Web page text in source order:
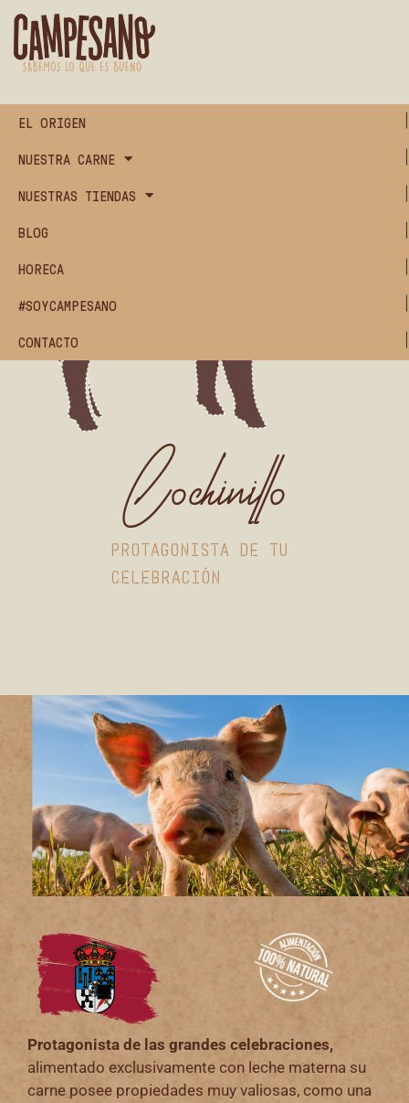
EL ORIGEN
NUESTRA CARNE
NUESTRAS TIENDAS
BLOG
HORECA
#SOYCAMPESANO
CONTACTO
Cochinillo
PROTAGONISTA DE TU
CELEBRACIÓN
Protagonista de las grandes celebraciones,
alimentado exclusivamente con leche materna su
carne posee propiedades muy valiosas, como una